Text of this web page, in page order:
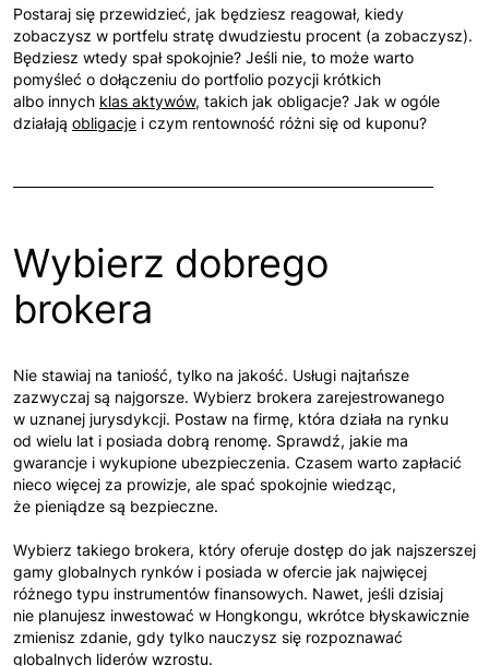
Postaraj się przewidzieć, jak będziesz reagował, kiedy
zobaczysz w portfelu stratę dwudziestu procent (a zobaczysz).
Będziesz wtedy spał spokojnie? Jeśli nie, to może warto
pomyśleć o dołączeniu do portfolio pozycji krótkich
albo innych klas aktywów, takich jak obligacje? Jak w ogóle
działają obligacje i czym rentowność różni się od kuponu?
Wybierz dobrego
brokera
Nie stawiaj na taniość, tylko na jakość. Usługi najtańsze
zazwyczaj są najgorsze. Wybierz brokera zarejestrowanego
w uznanej jurysdykcji. Postaw na firmę, która działa na rynku
od wielu lat i posiada dobrą renomę. Sprawdź, jakie ma
gwarancje i wykupione ubezpieczenia. Czasem warto zapłacić
nieco więcej za prowizje, ale spać spokojnie wiedząc,
że pieniądze są bezpieczne.
Wybierz takiego brokera, który oferuje dostęp do jak najszerszej
gamy globalnych rynków i posiada w ofercie jak najwięcej
różnego typu instrumentów finansowych. Nawet, jeśli dzisiaj
nie planujesz inwestować w Hongkongu, wkrótce błyskawicznie
zmienisz zdanie, gdy tylko nauczysz się rozpoznawać
globalnych liderów wzrostu.